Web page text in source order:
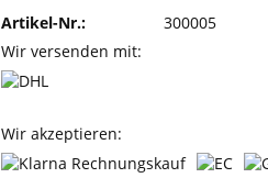
Artikel-Nr.:
300005
Wir versenden mit:
Wir akzeptieren: